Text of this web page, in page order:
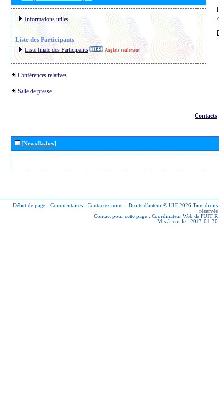
Informations utiles
Liste des Participants
Liste finale des Participants Anglais seulement
Conférences relatives
Salle de presse
Contacts
[Newsflashes]
Début de page - Commentaires - Contactez-nous - Droits d'auteur © UIT 2026 Tous droits
réservés
Contact pour cette page : Coordinateur Web de l'UIT-R
Mis à jour le : 2013-01-30